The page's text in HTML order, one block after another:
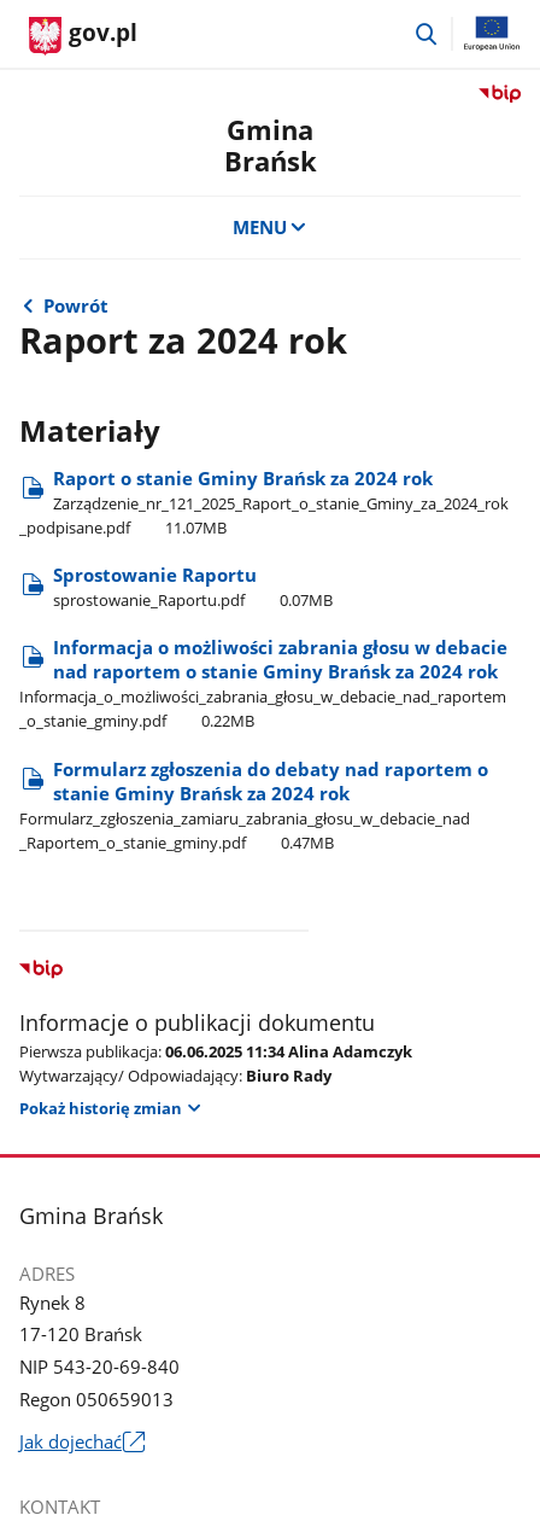
gov.pl
przejdź
Przejdź
Gmina
Brańsk
MENU
Powrót
Raport za 2024 rok
Materiały
Raport o stanie Gminy Brańsk za 2024 rok
Zarządzenie​_nr​_121​_2025​_Raport​_o​_stanie​_Gminy​_za​_2024​_rok​
_podpisane.pdf
11.07MB
Sprostowanie Raportu
sprostowanie​_Raportu.pdf 0.07MB
Informacja o możliwości zabrania głosu w debacie
nad raportem o stanie Gminy Brańsk za 2024 rok
Informacja​_o​_możliwości​_zabrania​_głosu​_w​_debacie​_nad​_raportem​
_o​_stanie​_gminy.pdf
0.22MB
Formularz zgłoszenia do debaty nad raportem o
stanie Gminy Brańsk za 2024 rok
Formularz​_zgłoszenia​_zamiaru​_zabrania​_głosu​_w​_debacie​_nad​
_Raportem​_o​_stanie​_gminy.pdf
0.47MB
Informacje o publikacji dokumentu
Pierwsza publikacja:06.06.2025 11:34 Alina Adamczyk
Wytwarzający/ Odpowiadający: Biuro Rady
Pokaż historię zmian
stopka
Gmina Brańsk
ADRES
Rynek 8
17-120 Brańsk
NIP 543-20-69-840
Regon 050659013
Jak dojechaćLink
KONTAKT